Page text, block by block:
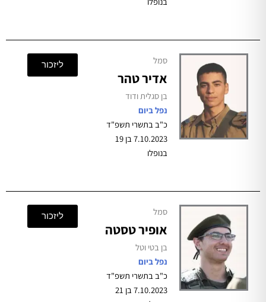
אדיר טהר
בן סגלית ודוד
נפל ביום
כ"ב בתשרי תשפ"ד
7.10.2023 בן 19
אופיר טסטה
בן בטי וטל
נפל ביום
כ"ב בתשרי תשפ"ד
7.10.2023 בן 21